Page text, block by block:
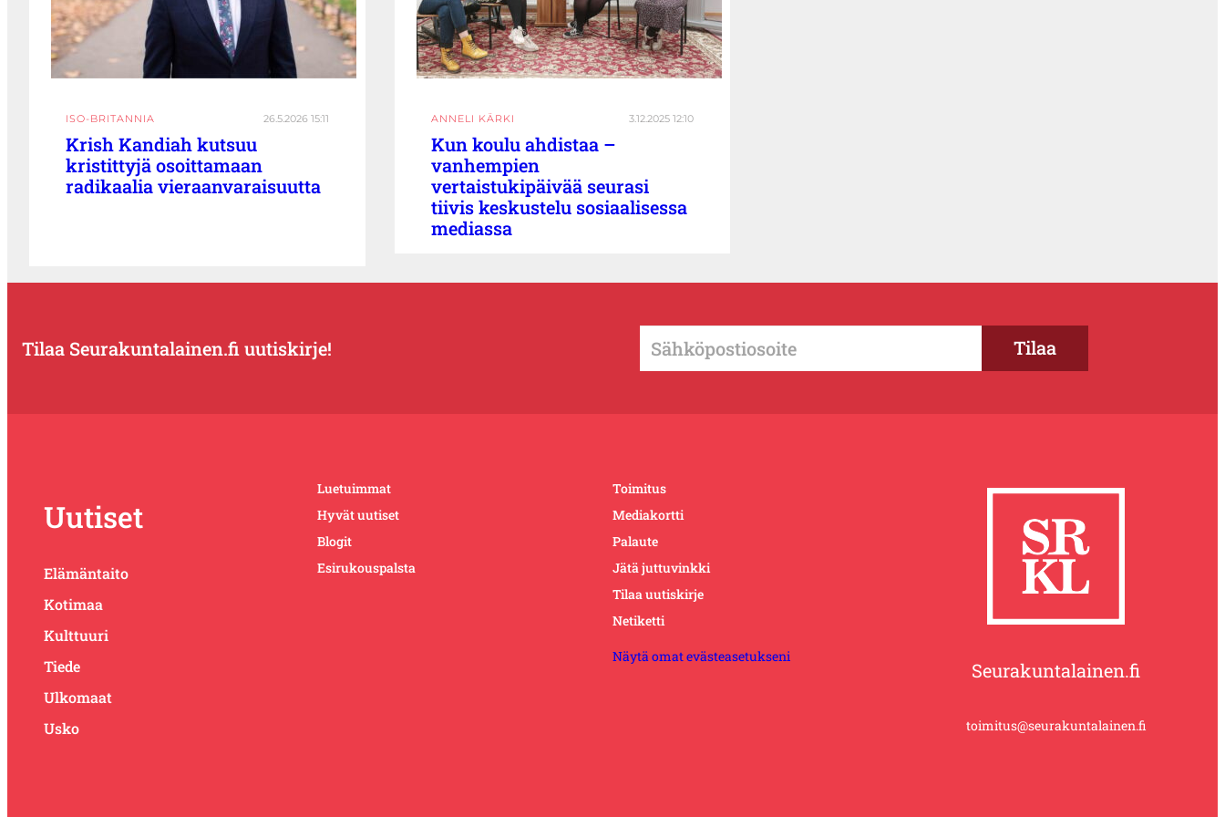
ISO-BRITANNIA 26.5.2026 15:11
Krish Kandiah kutsuu
kristittyjä osoittamaan
radikaalia vieraanvaraisuutta
ANNELI KÄRKI 3.12.2025 12:10
Kun koulu ahdistaa –
vanhempien
vertaistukipäivää seurasi
tiivis keskustelu sosiaalisessa
mediassa
Tilaa Seurakuntalainen.fi uutiskirje!
Uutiset
Elämäntaito
Kotimaa
Kulttuuri
Tiede
Ulkomaat
Usko
Luetuimmat
Hyvät uutiset
Blogit
Esirukouspalsta
Toimitus
Mediakortti
Palaute
Jätä juttuvinkki
Tilaa uutiskirje
Netiketti
Näytä omat evästeasetukseni
Seurakuntalainen.fi
toimitus@seurakuntalainen.fi